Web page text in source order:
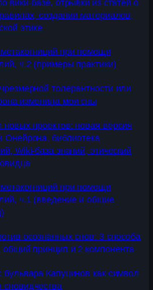
вики-базе, отрывки из статей о
создании материалов,
этике
при помощи
ч.2 (примеры практики)
толерантности или
изменила мои сны
проектов: новая версия
Онейрона, библиотека
Wiki-база знаний, этический
при помощи
ч.1 (введение и общие
осознанных снов: 3 способа
общий принцип и 2 компонента
бульвара Капуцинов как символ